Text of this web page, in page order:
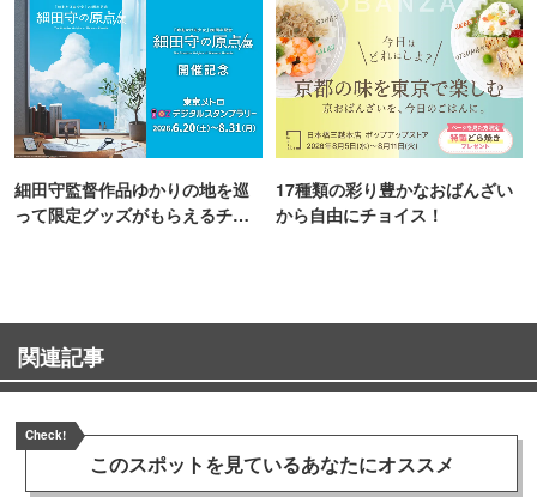
細田守監督作品ゆかりの地を巡
って限定グッズがもらえるチャ
17種類の彩り豊かなおばんざい
から自由にチョイス！
関連記事
Check!
このスポットを見ているあなたにオススメ